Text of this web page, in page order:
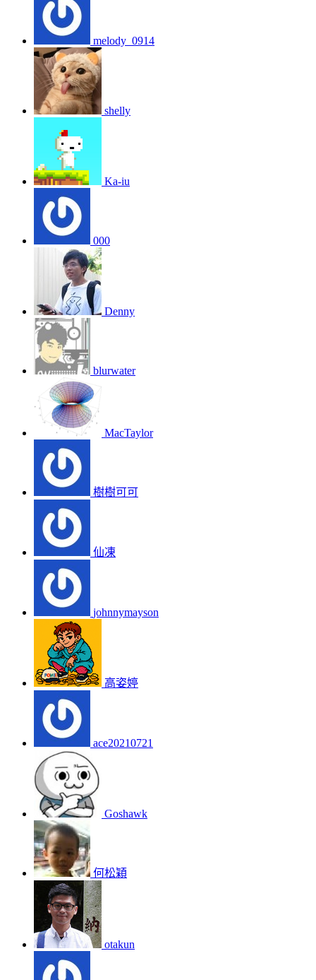
melody_0914
shelly
Ka-iu
000
Denny
blurwater
MacTaylor
樹樹可可
仙凍
johnnymayson
高姿婷
ace20210721
Goshawk
何松穎
otakun